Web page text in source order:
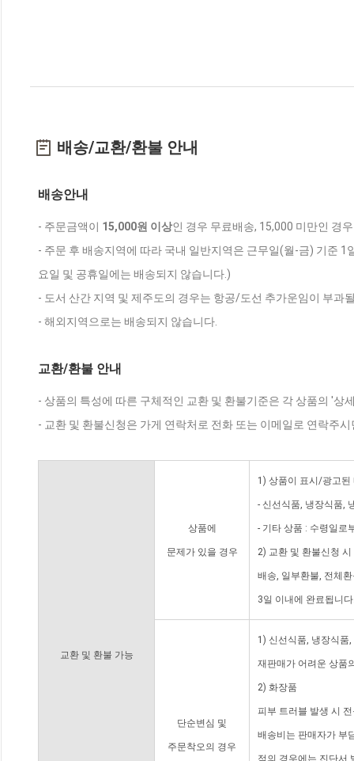
배송/교환/환불 안내
배송안내
- 주문금액이 15,000원 이상인 경우 무료배송, 15,000 미만인 경
- 주문 후 배송지역에 따라 국내 일반지역은 근무일(월-금) 기준
요일 및 공휴일에는 배송되지 않습니다.)
- 도서 산간 지역 및 제주도의 경우는 항공/도선 추가운임이 부과
- 해외지역으로는 배송되지 않습니다.
교환/환불 안내
- 상품의 특성에 따른 구체적인 교환 및 환불기준은 각 상품의 '상
- 교환 및 환불신청은 가게 연락처로 전화 또는 이메일로 연락주
교환 및 환불 가능
상품에
문제가 있을 경우
1) 상품이 표시/광고된
- 신선식품, 냉장식품,
- 기타 상품 : 수령일로
2) 교환 및 환불신청
배송, 일부환불, 전체
3일 이내에 완료됩니
단순변심 및
주문착오의 경우
1) 신선식품, 냉장식품
재판매가 어려운 상품
2) 화장품
피부 트러블 발생 시
배송비는 판매자가 부
적의 경우에는 진단서